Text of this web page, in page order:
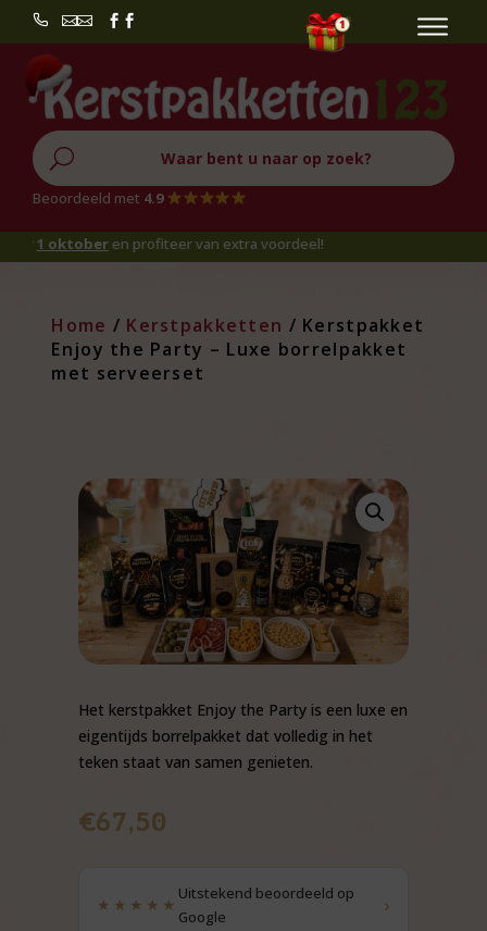
 
U
Beoordeeld met 4.9
en profiteer van extra voordeel!
Home / Kerstpakketten / Kerstpakket
Enjoy the Party – Luxe borrelpakket
met serveerset
Het kerstpakket Enjoy the Party is een luxe en
eigentijds borrelpakket dat volledig in het
teken staat van samen genieten.
€67,50
★★★★★
Uitstekend beoordeeld op
Google
›